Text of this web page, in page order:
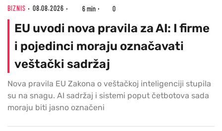
BIZNIS 08.08.2026 6 min 0
EU uvodi nova pravila za AI: I firme
i pojedinci moraju označavati
veštački sadržaj
Nova pravila EU Zakona o veštačkoj inteligenciji stupila
su na snagu. AI sadržaj i sistemi poput četbotova sada
moraju biti jasno označeni